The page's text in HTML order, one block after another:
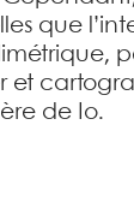
que
et
de Io.